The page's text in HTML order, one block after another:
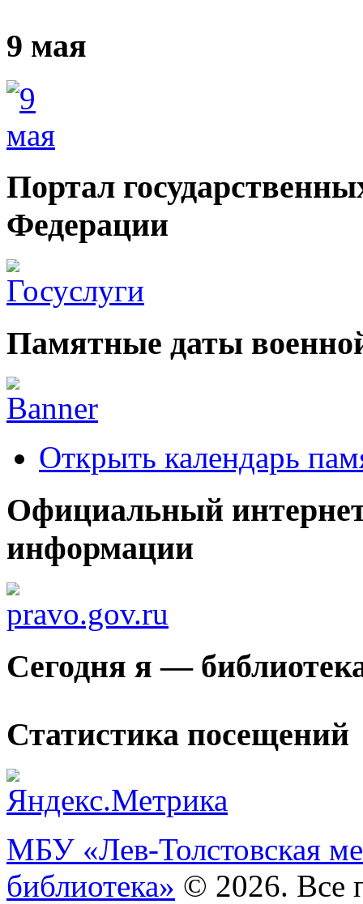
9 мая
Портал
Федерации
Памятные даты
Открыть календарь
Официальный
информации
Сегодня я —
Статистика посещений
МБУ «Лев-Толстовская
библиотека» © 2026. Все